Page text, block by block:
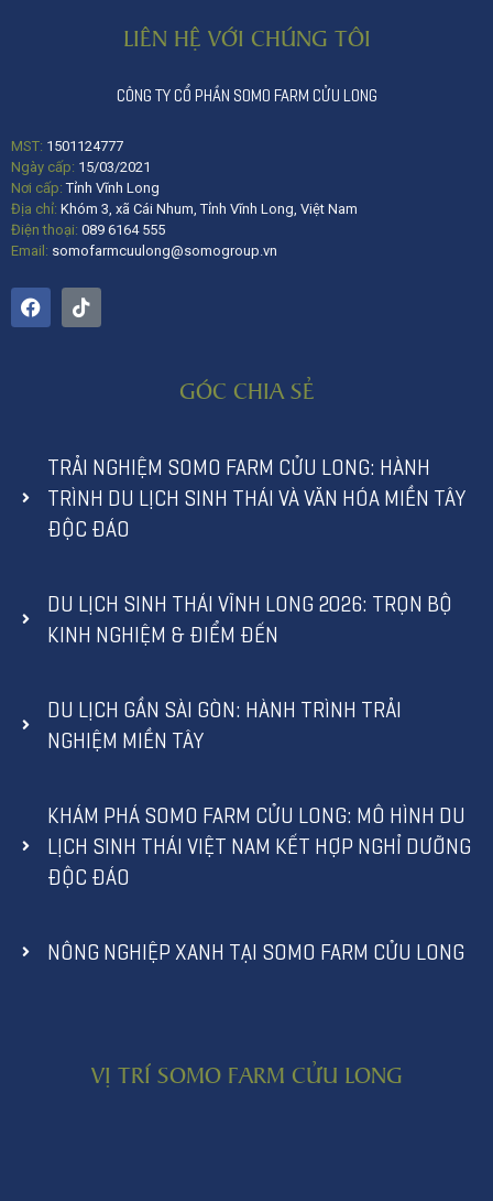
LIÊN HỆ VỚI CHÚNG TÔI
CÔNG TY CỔ PHẦN SOMO FARM CỬU LONG
MST: 1501124777
Ngày cấp: 15/03/2021
Nơi cấp:Tỉnh Vĩnh Long
Địa chỉ: Khóm 3, xã Cái Nhum, Tỉnh Vĩnh Long, Việt Nam
Điện thoại: 089 6164 555
Email: somofarmcuulong@somogroup.vn
GÓC CHIA SẺ
TRẢI NGHIỆM SOMO FARM CỬU LONG: HÀNH
TRÌNH DU LỊCH SINH THÁI VÀ VĂN HÓA MIỀN TÂY
ĐỘC ĐÁO
DU LỊCH SINH THÁI VĨNH LONG 2026: TRỌN BỘ
KINH NGHIỆM & ĐIỂM ĐẾN
DU LỊCH GẦN SÀI GÒN: HÀNH TRÌNH TRẢI
NGHIỆM MIỀN TÂY
KHÁM PHÁ SOMO FARM CỬU LONG: MÔ HÌNH DU
LỊCH SINH THÁI VIỆT NAM KẾT HỢP NGHỈ DƯỠNG
ĐỘC ĐÁO
NÔNG NGHIỆP XANH TẠI SOMO FARM CỬU LONG
VỊ TRÍ SOMO FARM CỬU LONG